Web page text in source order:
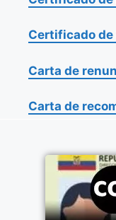
Certificado
Carta de
Carta de